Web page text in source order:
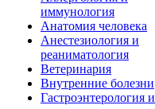
иммунология
Анатомия человека
Анестезиология и
реаниматология
Ветеринария
Внутренние болезни
Гастроэнтерология и